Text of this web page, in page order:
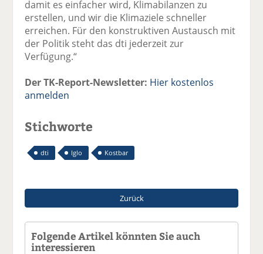
damit es einfacher wird, Klimabilanzen zu
erstellen, und wir die Klimaziele schneller
erreichen. Für den konstruktiven Austausch mit
der Politik steht das dti jederzeit zur
Verfügung.“
Der TK-Report-Newsletter: Hier kostenlos
anmelden
Stichworte
dti Iglo Kostbar
Zurück
Folgende Artikel könnten Sie auch
interessieren